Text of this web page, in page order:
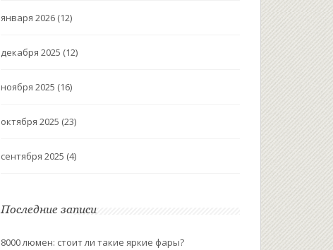
января 2026 (12)
декабря 2025 (12)
ноября 2025 (16)
октября 2025 (23)
сентября 2025 (4)
Последние записи
8000 люмен: стоит ли такие яркие фары?